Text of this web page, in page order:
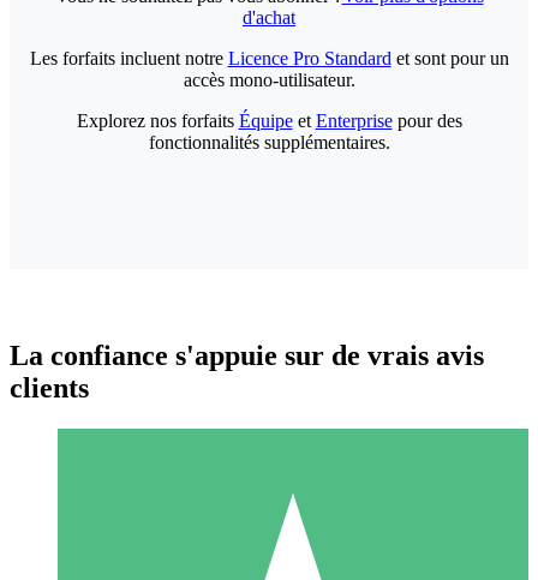
d'achat
Packs de Crédits Individuels
Les forfaits incluent notre Licence Pro Standard et sont pour un
accès mono-utilisateur.
Explorez nos forfaits Équipeet Enterprisepour des
fonctionnalités supplémentaires.
La confiance s'appuie sur de vrais avis
clients